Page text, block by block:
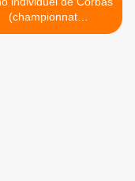
(championnat
départemental f.s.g.t 69) >